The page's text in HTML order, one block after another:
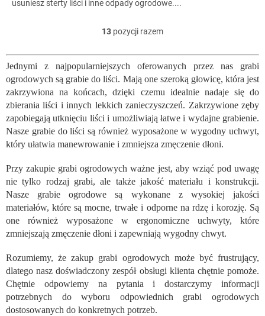
usuniesz sterty liści i inne odpady ogrodowe....
K
n
r
o
l
k
i
l
i
t
y
13 pozycji razem
Jednymi z najpopularniejszych oferowanych przez nas grabi
ogrodowych są grabie do liści. Mają one szeroką głowicę, która jest
zakrzywiona na końcach, dzięki czemu idealnie nadaje się do
zbierania liści i innych lekkich zanieczyszczeń. Zakrzywione zęby
zapobiegają utknięciu liści i umożliwiają łatwe i wydajne grabienie.
Nasze grabie do liści są również wyposażone w wygodny uchwyt,
który ułatwia manewrowanie i zmniejsza zmęczenie dłoni.
Przy zakupie grabi ogrodowych ważne jest, aby wziąć pod uwagę
nie tylko rodzaj grabi, ale także jakość materiału i konstrukcji.
Nasze grabie ogrodowe są wykonane z wysokiej jakości
materiałów, które są mocne, trwałe i odporne na rdzę i korozję. Są
one również wyposażone w ergonomiczne uchwyty, które
zmniejszają zmęczenie dłoni i zapewniają wygodny chwyt.
Rozumiemy, że zakup grabi ogrodowych może być frustrujący,
dlatego nasz doświadczony zespół obsługi klienta chętnie pomoże.
Chętnie odpowiemy na pytania i dostarczymy informacji
potrzebnych do wyboru odpowiednich grabi ogrodowych
dostosowanych do konkretnych potrzeb.